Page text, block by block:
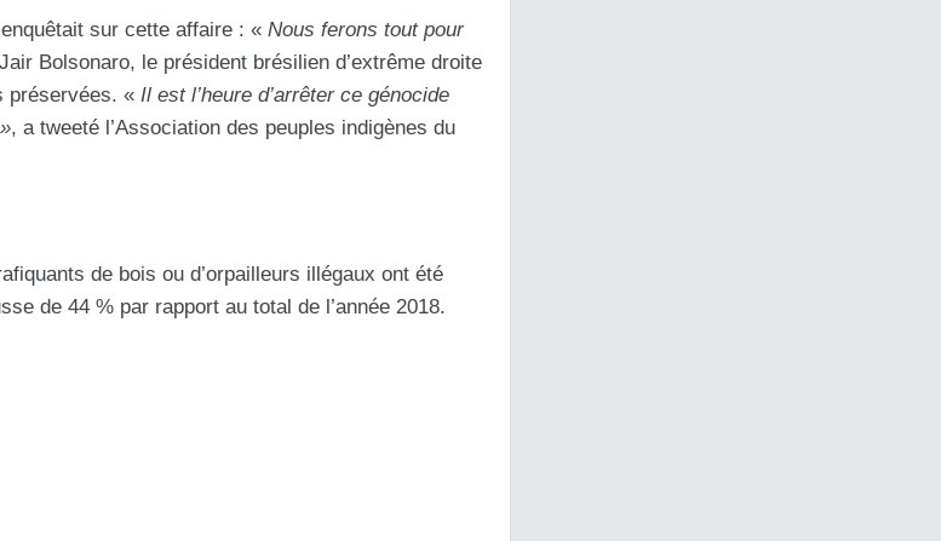
sur cette affaire : « Nous ferons tout pour
Bolsonaro, le président brésilien d’extrême droite
préservées. « Il est l’heure d’arrêter ce génocide
, a tweeté l’Association des peuples indigènes du
de bois ou d’orpailleurs illégaux ont été
de 44 % par rapport au total de l’année 2018.